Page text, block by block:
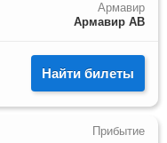
Армавир
Армавир АВ
Найти билеты